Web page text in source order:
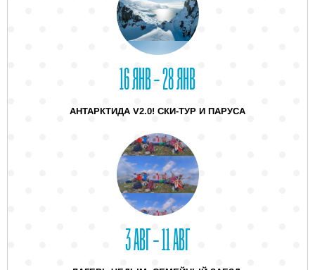
16 ЯНВ – 28 ЯНВ
АНТАРКТИДА V2.0! СКИ-ТУР И ПАРУСА
3 АВГ – 11 АВГ